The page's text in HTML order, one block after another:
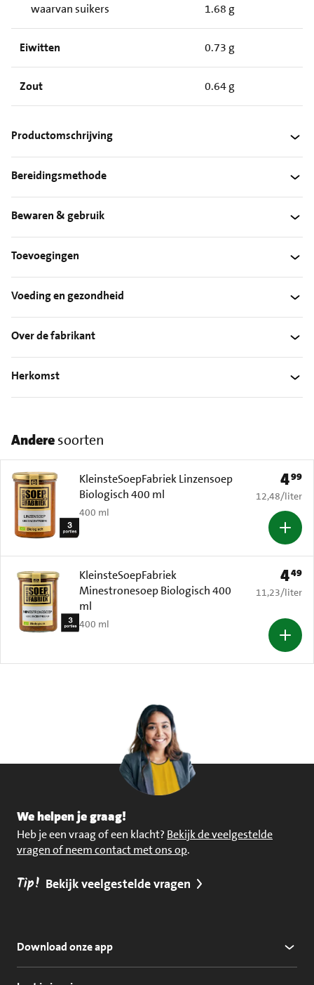
waarvan suikers 1.68 g
Eiwitten 0.73 g
Zout 0.64 g
Productomschrijving
Bereidingsmethode
Bewaren & gebruik
Toevoegingen
Voeding en gezondheid
Over de fabrikant
Herkomst
Anderesoorten
KleinsteSoepFabriek Linzensoep
Biologisch 400 ml
400 ml
Prijs:
499
€ 12,48 per
12,48/liter
KleinsteSoepFabriek
Minestronesoep Biologisch 400
ml
400 ml
Prijs:
449
€ 11,23 per
11,23/liter
We helpen je graag!
Heb je een vraag of een klacht? Bekijk de veelgestelde
vragen of neem contact met ons op.
Tip! Bekijk veelgestelde vragen
Download onze app